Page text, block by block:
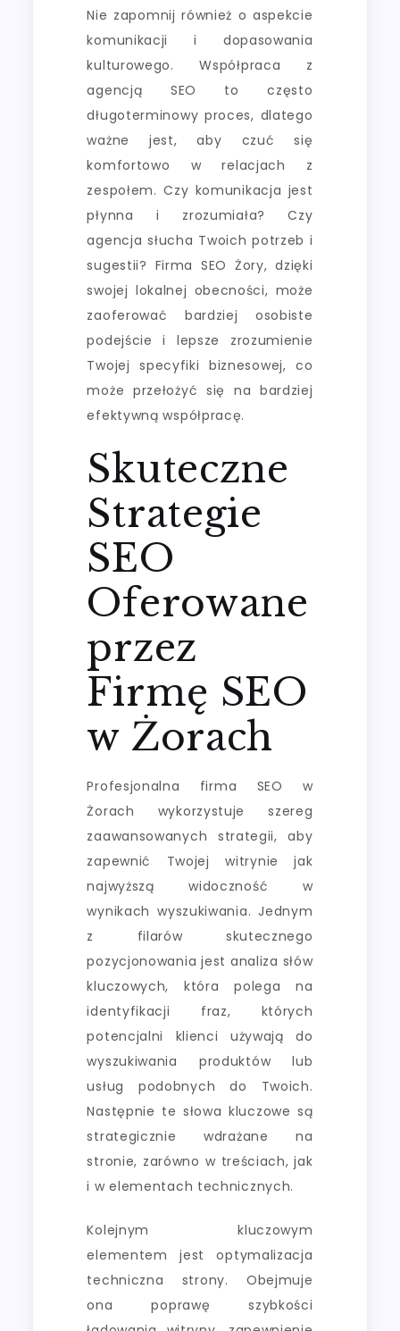
Nie zapomnij również o aspekcie
komunikacji i dopasowania
kulturowego. Współpraca z
agencją SEO to często
długoterminowy proces, dlatego
ważne jest, aby czuć się
komfortowo w relacjach z
zespołem. Czy komunikacja jest
płynna i zrozumiała? Czy
agencja słucha Twoich potrzeb i
sugestii? Firma SEO Żory, dzięki
swojej lokalnej obecności, może
zaoferować bardziej osobiste
podejście i lepsze zrozumienie
Twojej specyfiki biznesowej, co
może przełożyć się na bardziej
efektywną współpracę.
Skuteczne
Strategie
SEO
Oferowane
przez
Firmę SEO
w Żorach
Profesjonalna firma SEO w
Żorach wykorzystuje szereg
zaawansowanych strategii, aby
zapewnić Twojej witrynie jak
najwyższą widoczność w
wynikach wyszukiwania. Jednym
z filarów skutecznego
pozycjonowania jest analiza słów
kluczowych, która polega na
identyfikacji fraz, których
potencjalni klienci używają do
wyszukiwania produktów lub
usług podobnych do Twoich.
Następnie te słowa kluczowe są
strategicznie wdrażane na
stronie, zarówno w treściach, jak
i w elementach technicznych.
Kolejnym kluczowym
elementem jest optymalizacja
techniczna strony. Obejmuje
ona poprawę szybkości